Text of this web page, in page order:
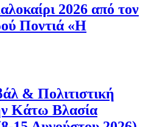
2026 από τον
Ποντιά «Η
& Πολιτιστική
Κάτω Βλασία